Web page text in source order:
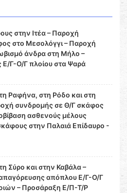
στην Ιτέα – Παροχή
στο Μεσολόγγι – Παροχή
άνδρα στη Μήλο –
Ε/Γ-Ο/Γ πλοίου στα Ψαρά
Ραφήνα, στη Ρόδο και στη
συνδρομής σε Θ/Γ σκάφος
ασθενούς μέλους
στην Παλαιά Επίδαυρο -
Σύρο και στην Καβάλα –
απόπλου Ε/Γ-Ο/Γ
– Προσάραξη Ε/Π-Τ/Ρ